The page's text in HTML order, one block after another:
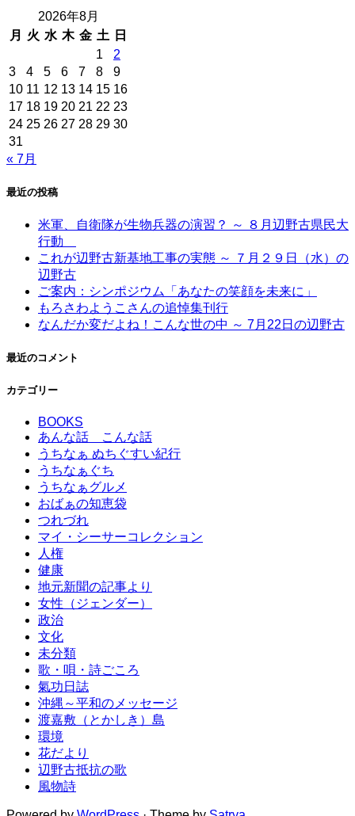
2026年8月
月
火 水 木 金 土
日
1
2
3
4 5 6 7 8
9
10 11 12 13 14 15 16
17 18 19 20 21 22 23
24 25 26 27 28 29 30
31
« 7月
最近の投稿
米軍、自衛隊が生物兵器の演習？ ～ ８月辺野古県民大
行動
これが辺野古新基地工事の実態 ～ ７月２９日（水）の
辺野古
ご案内：シンポジウム「あなたの笑顔を未来に」
もろさわようこさんの追悼集刊行
なんだか変だよね！こんな世の中 ～ 7月22日の辺野古
最近のコメント
カテゴリー
BOOKS
あんな話 こんな話
うちなぁ ぬちぐすい紀行
うちなぁぐち
うちなぁグルメ
おばぁの知恵袋
つれづれ
マイ・シーサーコレクション
人権
健康
地元新聞の記事より
女性（ジェンダー）
政治
文化
未分類
歌・唄・詩ごころ
氣功日誌
沖縄～平和のメッセージ
渡嘉敷（とかしき）島
環境
花だより
辺野古抵抗の歌
風物詩